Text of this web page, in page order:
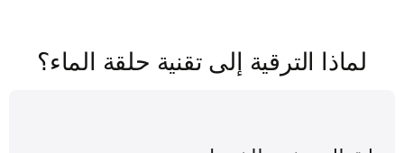
لماذا الترقية إلى تقنية حلقة الماء؟